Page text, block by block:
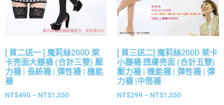
[ 買二送一 ] 魔莉絲200D 萊
卡亮面大腿襪 (合計三雙) 壓
力襪 | 長統襪 | 彈性襪 | 機能
襪
NT$490 – NT$1,350
[ 買三送二] 魔莉絲200D 萊卡
小腿襪 透膚亮面 (合計五雙)
壓力襪 | 機能襪 | 彈性襪 | 彈
力襪 |中筒襪
NT$299 – NT$1,350